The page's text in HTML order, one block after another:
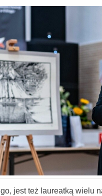
jest też laureatką wielu